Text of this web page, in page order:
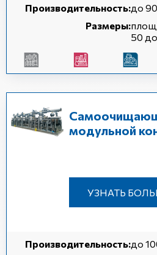
Производительность:до
Размеры:
50
модульной
УЗНАТЬ
Производительность:до